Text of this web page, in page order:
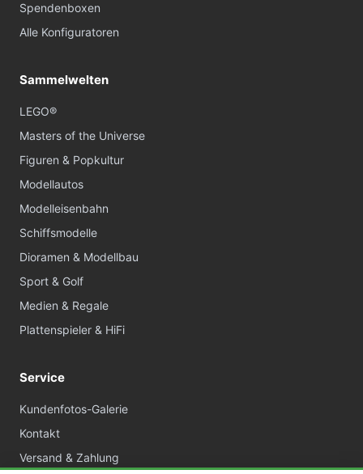
Spendenboxen
Alle Konfiguratoren
Sammelwelten
LEGO®
Masters of the Universe
Figuren & Popkultur
Modellautos
Modelleisenbahn
Schiffsmodelle
Dioramen & Modellbau
Sport & Golf
Medien & Regale
Plattenspieler & HiFi
Service
Kundenfotos-Galerie
Kontakt
Versand & Zahlung